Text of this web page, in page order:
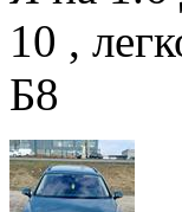
10 ,
Б8